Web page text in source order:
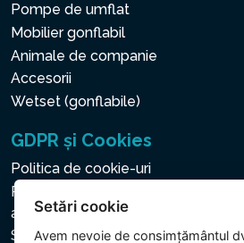
Pompe de umflat
Mobilier gonflabil
Animale de companie
Accesorii
Wetset (gonflabile)
GDPR și Cookies
Politica de cookie-uri
Politica privind protecția datelor
altor date prelucrate
Setări cookie
Setări cookie
Avem nevoie de consimțământul